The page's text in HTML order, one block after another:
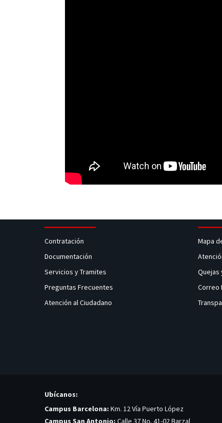
Contratación
Documentación
Servicios y Tramites
Preguntas Frecuentes
Atención al Ciudadano
Mapa
Quejas
Correo
Ubícanos:
Campus Barcelona: Km. 12 Vía Puerto López
Campus San Antonio: Calle 37 No. 41-02 Barzal